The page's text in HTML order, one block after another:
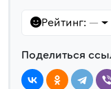
Рейтинг: —
Поделиться